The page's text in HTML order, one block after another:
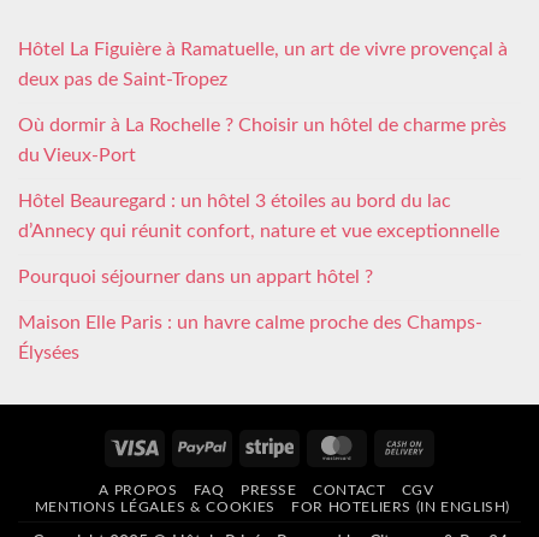
Hôtel La Figuière à Ramatuelle, un art de vivre provençal à
deux pas de Saint-Tropez
Où dormir à La Rochelle ? Choisir un hôtel de charme près
du Vieux-Port
Hôtel Beauregard : un hôtel 3 étoiles au bord du lac
d’Annecy qui réunit confort, nature et vue exceptionnelle
Pourquoi séjourner dans un appart hôtel ?
Maison Elle Paris : un havre calme proche des Champs-
Élysées
Visa PayPal Stripe MasterCard
Delivery
A PROPOS FAQ PRESSE CONTACT
CGV
MENTIONS LÉGALES & COOKIES
FOR HOTELIERS (IN ENGLISH)